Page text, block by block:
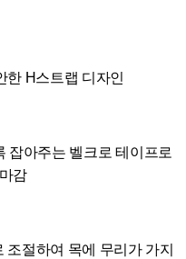
한 H스트랩 디자인
잡아주는 벨크로 테이프로
감
절하여 목에 무리가 가지